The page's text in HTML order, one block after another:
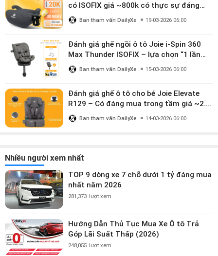
có ISOFIX giá ~800k có thực sự đáng
mua?
Ban tham vấn DailyXe 19-03-2026 06:00
Đánh giá ghế ngồi ô tô Joie i-Spin 360
Max Thunder ISOFIX – lựa chọn “1 lần
dùng đến 12 năm” có đáng giá gần 9
triệu?
Ban tham vấn DailyXe 15-03-2026 06:00
Đánh giá ghế ô tô cho bé Joie Elevate
R129 – Có đáng mua trong tầm giá ~2.8
triệu?
Ban tham vấn DailyXe 14-03-2026 06:00
Nhiều người xem nhất
TOP 9 dòng xe 7 chỗ dưới 1 tỷ đáng mua
nhất năm 2026
281,373 lượt xem
Hướng Dẫn Thủ Tục Mua Xe Ô tô Trả
Góp Lãi Suất Thấp (2026)
248,055 lượt xem